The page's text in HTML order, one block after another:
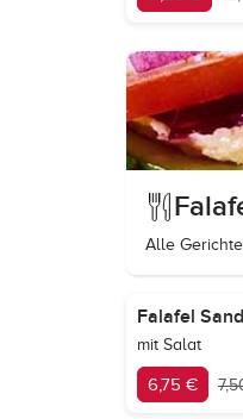
Alle
Falafel
mit Salat
6,75 €